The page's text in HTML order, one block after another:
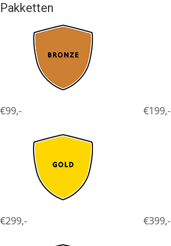
Pakketten
€99,- €199,-
€299,- €399,-